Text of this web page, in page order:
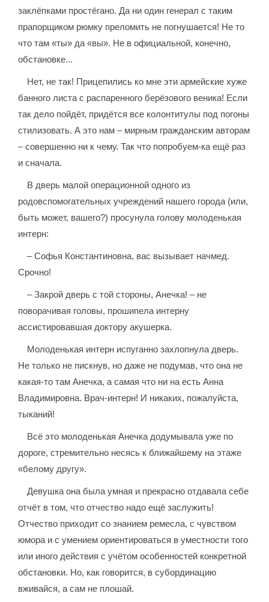
заклёпками простёгано. Да ни один генерал с таким
прапорщиком рюмку преломить не погнушается! Не то
что там «ты» да «вы». Не в официальной, конечно,
обстановке...
Нет, не так! Прицепились ко мне эти армейские хуже
банного листа с распаренного берёзового веника! Если
так дело пойдёт, придётся все колонтитулы под погоны
стилизовать. А это нам – мирным гражданским авторам
– совершенно ни к чему. Так что попробуем-ка ещё раз
и сначала.
В дверь малой операционной одного из
родовспомогательных учреждений нашего города (или,
быть может, вашего?) просунула голову молоденькая
интерн:
– Софья Константиновна, вас вызывает начмед.
Срочно!
– Закрой дверь с той стороны, Анечка! – не
поворачивая головы, прошипела интерну
ассистировавшая доктору акушерка.
Молоденькая интерн испуганно захлопнула дверь.
Не только не пискнув, но даже не подумав, что она не
какая-то там Анечка, а самая что ни на есть Анна
Владимировна. Врач-интерн! И никаких, пожалуйста,
тыканий!
Всё это молоденькая Анечка додумывала уже по
дороге, стремительно несясь к ближайшему на этаже
«белому другу».
Девушка она была умная и прекрасно отдавала себе
отчёт в том, что отчество надо ещё заслужить!
Отчество приходит со знанием ремесла, с чувством
юмора и с умением ориентироваться в уместности того
или иного действия с учётом особенностей конкретной
обстановки. Но, как говорится, в субординацию
вживайся, а сам не плошай.